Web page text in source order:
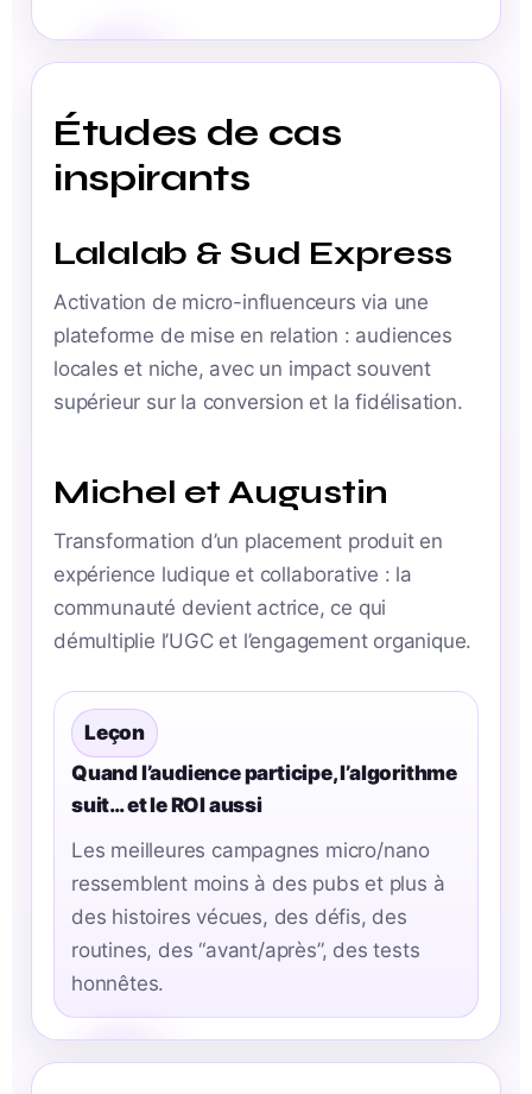
Études de cas
inspirants
Lalalab & Sud Express
Activation de micro-influenceurs via une
plateforme de mise en relation : audiences
locales et niche, avec un impact souvent
supérieur sur la conversion et la fidélisation.
Michel et Augustin
Transformation d’un placement produit en
expérience ludique et collaborative : la
communauté devient actrice, ce qui
démultiplie l’UGC et l’engagement organique.
Leçon
Quand l’audience participe, l’algorithme
suit… et le ROI aussi
Les meilleures campagnes micro/nano
ressemblent moins à des pubs et plus à
des histoires vécues, des défis, des
routines, des “avant/après”, des tests
honnêtes.